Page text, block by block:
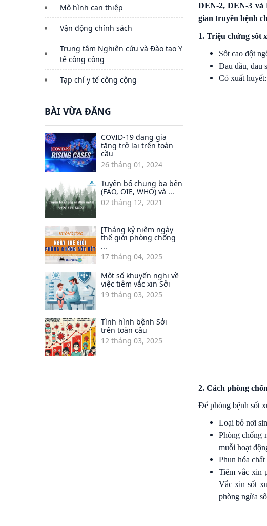
Mô hình can thiệp
Vận động chính sách
Trung tâm Nghiên cứu và Đào tạo Y
tế công cộng
Tạp chí y tế công cộng
BÀI VỪA ĐĂNG
COVID-19 đang gia
tăng trở lại trên toàn
cầu
26 tháng 01, 2024
Tuyên bố chung ba bên
(FAO, OIE, WHO) và ...
02 tháng 12, 2021
[Tháng kỷ niệm ngày
thế giới phòng chống
...
17 tháng 04, 2025
Một số khuyến nghị về
việc tiêm vắc xin Sởi
19 tháng 03, 2025
Tình hình bệnh Sởi
trên toàn cầu
12 tháng 03, 2025
DEN-2, DEN-3 và
gian truyền bệnh
1. Triệu chứng sốt
Sốt cao đột
Đau đầu, đau
Có xuất
2. Cách phòng
Để phòng bệnh sốt
Loại bỏ nơi
Phòng chống
muỗi hoạt
Phun hóa
Tiêm vắc xin
Vắc xin sốt
phòng ngừa